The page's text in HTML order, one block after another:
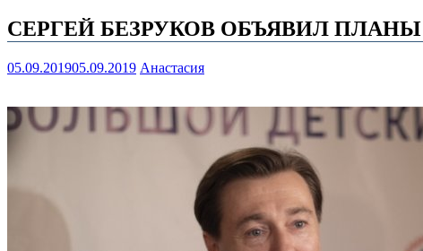
СЕРГЕЙ БЕЗРУКОВ ОБЪЯВИЛ
05.09.201905.09.2019 Анастасия